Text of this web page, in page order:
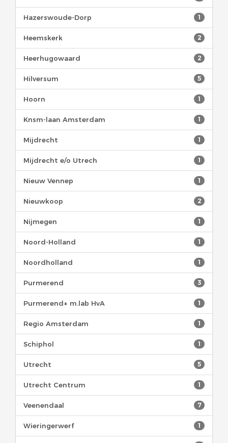
1
Hazerswoude-Dorp
2
Heemskerk
2
Heerhugowaard
5
Hilversum
1
Hoorn
1
Knsm-laan Amsterdam
1
Mijdrecht
1
Mijdrecht e/o Utrech
1
Nieuw Vennep
2
Nieuwkoop
1
Nijmegen
1
Noord-Holland
1
Noordholland
3
Purmerend
1
Purmerend+ m.lab HvA
1
Regio Amsterdam
1
Schiphol
5
Utrecht
1
Utrecht Centrum
7
Veenendaal
1
Wieringerwerf